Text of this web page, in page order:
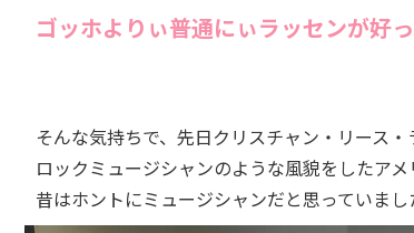
ゴッホよりぃ普通にぃラッセンが好
そんな気持ちで、先日クリスチャン・リース
ロックミュージシャンのような風貌をしたアメ
昔はホントにミュージシャンだと思っていま